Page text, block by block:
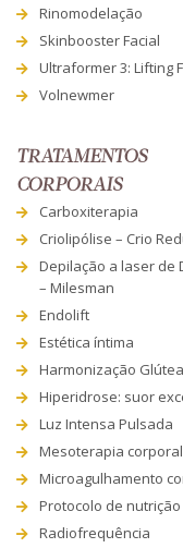
Rinomodelação
Skinbooster Facial
Ultraformer 3: Lifting
Volnewmer
TRATAMENTOS
CORPORAIS
Carboxiterapia
Criolipólise – Crio
Depilação a laser de
– Milesman
Endolift
Estética íntima
Harmonização Glútea
Hiperidrose: suor
Luz Intensa Pulsada
Mesoterapia corporal
Microagulhamento
Protocolo de nutrição
Radiofrequência